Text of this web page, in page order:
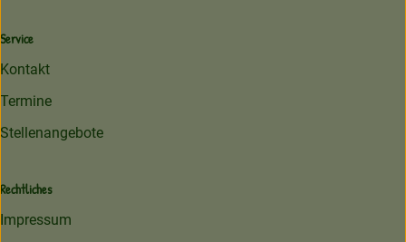
Service
Kontakt
Termine
Stellenangebote
Rechtliches
Impressum